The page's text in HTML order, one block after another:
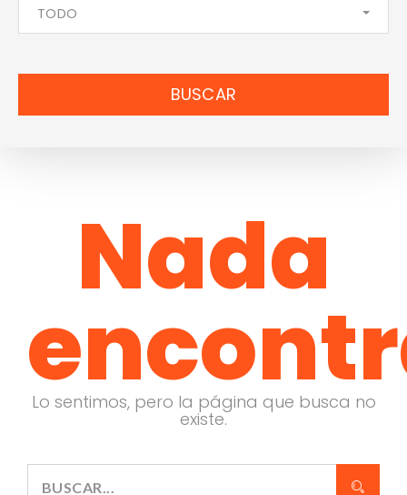
TODO
BUSCAR
Nada
Lo sentimos, pero la página que busca no
existe.